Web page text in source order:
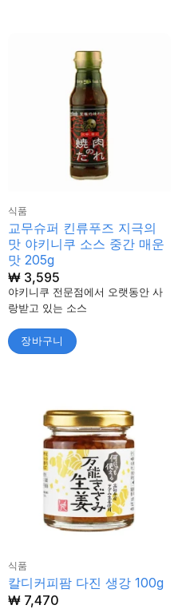
식품
교무슈퍼 킨류푸즈 지극의
맛 야키니쿠 소스 중간 매운
맛 205g
₩3,595
야키니쿠 전문점에서 오랫동안 사
랑받고 있는 소스
장바구니
식품
칼디커피팜 다진 생강 100g
₩7,470